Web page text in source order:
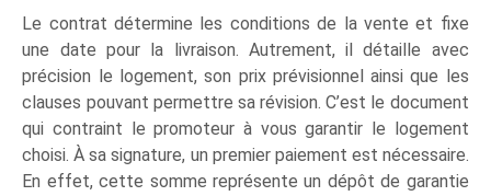
Le contrat détermine les conditions de la vente et fixe
une date pour la livraison. Autrement, il détaille avec
précision le logement, son prix prévisionnel ainsi que les
clauses pouvant permettre sa révision. C’est le document
qui contraint le promoteur à vous garantir le logement
choisi. À sa signature, un premier paiement est nécessaire.
En effet, cette somme représente un dépôt de garantie